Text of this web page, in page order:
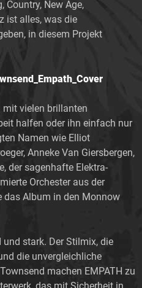
Country, New Age,
ist alles, was die
in diesem Projekt
vielen brillanten
halfen oder ihn einfach nur
Namen wie Elliot
Anneke Van Giersbergen,
der sagenhafte Elektra-
Orchester aus der
das Album in den Monnow
stark. Der Stilmix, die
die unvergleichliche
machen EMPATH zu
das mit Sicherheit in